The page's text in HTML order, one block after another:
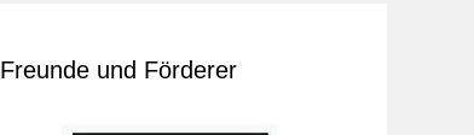
Freunde und Förderer